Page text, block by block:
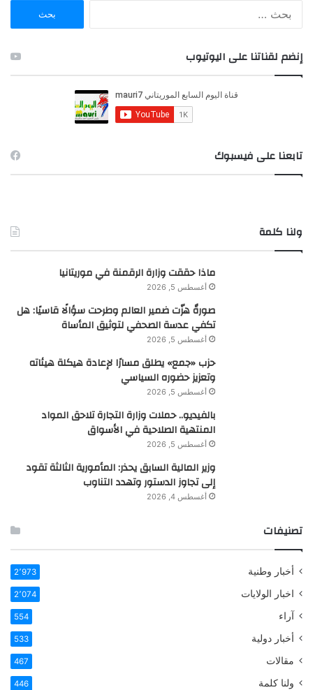
ع
ن
:
إنضم لقناتنا على اليوتيوب
تابعنا على فيسبوك
ولنا كلمة
ماذا حققت وزارة الرقمنة في موريتانيا
أغسطس 5, 2026
صورةٌ هزّت ضمير العالم وطرحت سؤالًا قاسيًا: هل
تكفي عدسة الصحفي لتوثيق المأساة
أغسطس 5, 2026
حزب «جمع» يطلق مسارًا لإعادة هيكلة هيئاته
وتعزيز حضوره السياسي
أغسطس 5, 2026
بالفيديو.. حملات وزارة التجارة تلاحق المواد
المنتهية الصلاحية في الأسواق
أغسطس 5, 2026
وزير المالية السابق يحذر: المأمورية الثالثة تقود
إلى تجاوز الدستور وتهدد التناوب
أغسطس 4, 2026
تصنيفات
أخبار وطنية 2٬973
اخبار الولايات 2٬074
آراء 554
أخبار دولية 533
مقالات 467
ولنا كلمة 446